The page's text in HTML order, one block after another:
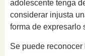
adolescente tenga
considerar injusta
forma de expresarlo
Se puede